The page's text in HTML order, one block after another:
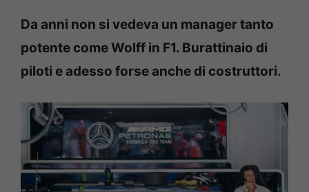
Da anni non si vedeva un manager tanto
potente come Wolff in F1. Burattinaio di
piloti e adesso forse anche di costruttori.